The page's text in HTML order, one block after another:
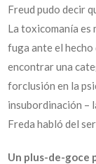
Freud pudo decir
La toxicomanía es
fuga ante el hecho
encontrar una
forclusión en la
insubordinación –
Freda habló del
Un plus-de-goce